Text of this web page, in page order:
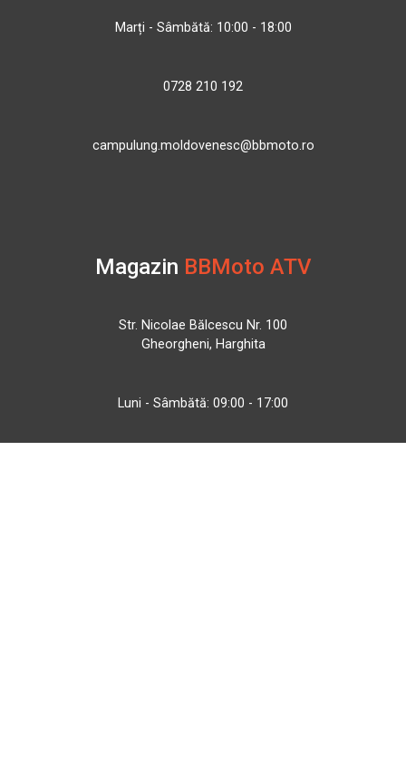
Marți - Sâmbătă: 10:00 - 18:00
0728 210 192
campulung.moldovenesc@bbmoto.ro
Magazin BBMoto ATV
Str. Nicolae Bălcescu Nr. 100
Gheorgheni, Harghita
Luni - Sâmbătă: 09:00 - 17:00